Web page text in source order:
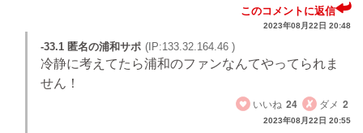
このコメントに返信
2023年08月22日 20:48
-33.1 匿名の浦和サポ (IP:133.32.164.46 )
冷静に考えてたら浦和のファンなんてやってられま
せん！
いいね 24 ダメ 2
2023年08月22日 20:55